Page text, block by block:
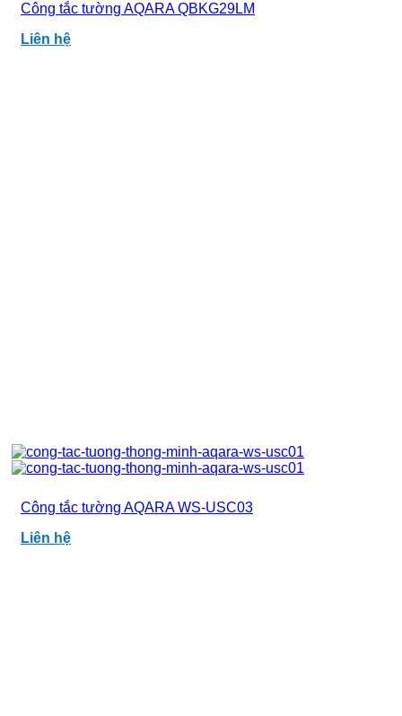
Công tắc tường AQARA QBKG29LM
Liên hệ
Công tắc tường AQARA WS-USC03
Liên hệ